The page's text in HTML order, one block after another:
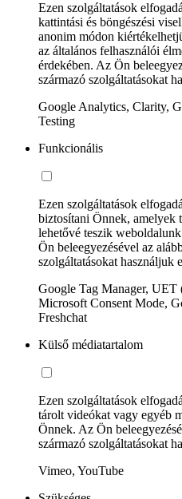
Ezen szolgáltatások
kattintási és böngészési
anonim módon
az általános felhasználói
érdekében. Az Ön
származó szolgáltatásokat
Google Analytics, Clarity,
Testing
Funkcionális
Ezen szolgáltatások
biztosítani Önnek, amelyek
lehetővé teszik
Ön beleegyezésével az
szolgáltatásokat használjuk
Google Tag Manager,
Microsoft Consent Mode,
Freshchat
Külső médiatartalom
Ezen szolgáltatások
tárolt videókat vagy egyéb
Önnek. Az Ön
származó szolgáltatásokat
Vimeo, YouTube